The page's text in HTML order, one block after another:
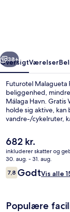
Næste
38+
OversigtVærelser
Futurotel Malagueta
beliggenhed,
Málaga Havn.
holde sig aktive,
vandre-/cykelruter,
cykeludlejning.
ligger kun 5 minutter
Den
nuværende
pris
er
682 kr.
682 kr.
inkluderer skatter og
30. aug. - 31. aug.
Anmeldelser
7,87,8 ud af 10.
GodtVis alle
Populære